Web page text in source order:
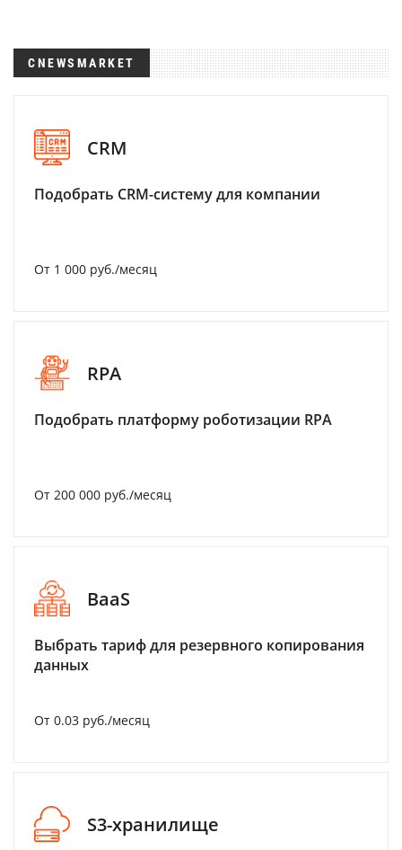
CNEWSMARKET
CRM
Подобрать CRM-систему для компании
От 1 000 руб./месяц
RPA
Подобрать платформу роботизации RPA
От 200 000 руб./месяц
BaaS
Выбрать тариф для резервного копирования
данных
От 0.03 руб./месяц
S3-хранилище